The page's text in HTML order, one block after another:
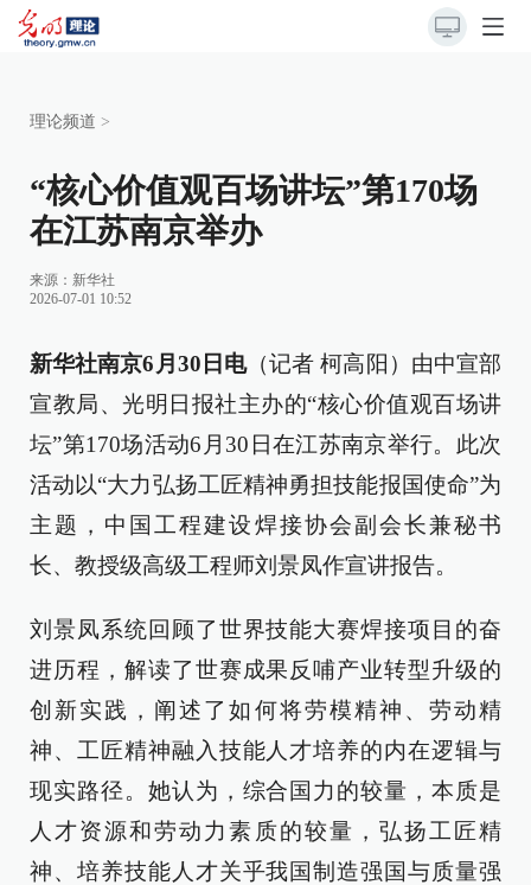
理论频道 >
“核心价值观百场讲坛”第170场
在江苏南京举办
来源： 新华社
2026-07-01 10:52
新华社南京6月30日电（记者 柯高阳）由中宣部
宣教局、光明日报社主办的“核心价值观百场讲
坛”第170场活动6月30日在江苏南京举行。此次
活动以“大力弘扬工匠精神勇担技能报国使命”为
主题，中国工程建设焊接协会副会长兼秘书
长、教授级高级工程师刘景凤作宣讲报告。
刘景凤系统回顾了世界技能大赛焊接项目的奋
进历程，解读了世赛成果反哺产业转型升级的
创新实践，阐述了如何将劳模精神、劳动精
神、工匠精神融入技能人才培养的内在逻辑与
现实路径。她认为，综合国力的较量，本质是
人才资源和劳动力素质的较量，弘扬工匠精
神、培养技能人才关乎我国制造强国与质量强